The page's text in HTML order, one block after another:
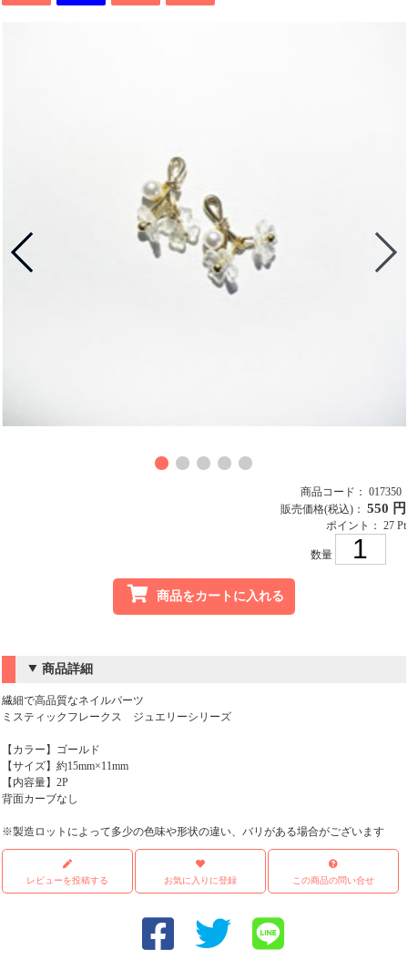
商品コード： 017350
販売価格(税込)： 550 円
ポイント： 27 Pt
数量
商品をカートに入れる
商品詳細
繊細で高品質なネイルパーツ
ミスティックフレークス ジュエリーシリーズ
【カラー】ゴールド
【サイズ】約15mm×11mm
【内容量】2P
背面カーブなし
※製造ロットによって多少の色味や形状の違い、バリがある場合がございます
レビューを投稿する お気に入りに登録 この商品の問い合せ